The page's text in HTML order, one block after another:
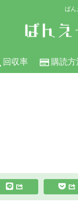
ばん
回収率 購読方